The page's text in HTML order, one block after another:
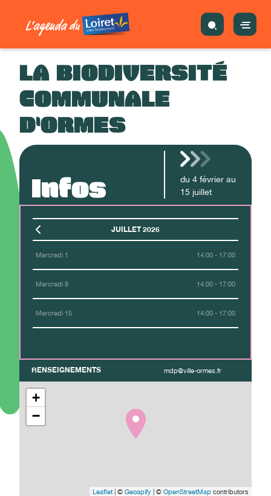
LA BIODIVERSITÉ
COMMUNALE
D'ORMES
Infos du 4 février au
15 juillet
JUILLET 2026
Mercredi 1 14:00 - 17:00
Mercredi 8 14:00 - 17:00
Mercredi 15 14:00 - 17:00
RENSEIGNEMENTS mdp@ville-ormes.fr
+
−
Leaflet| © Geoapify | © OpenStreetMap contributors